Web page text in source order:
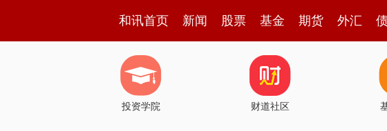
和讯首页 新闻 股票 基金 期货 外汇
投资学院 财道社区